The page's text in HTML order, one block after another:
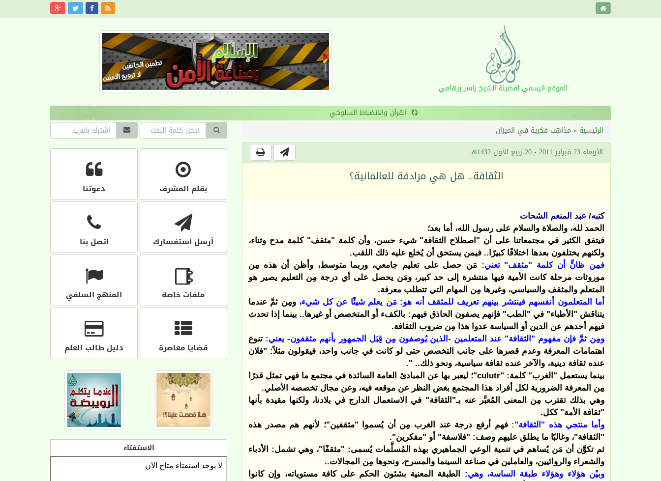
الموقع الرسمي لفضيلة الشيخ ياسر برهامي
القرآن والانضباط السلوكي
‹
›
الرئيسية » مذاهب فكرية في الميزان
الأربعاء 23 فبراير 2011 - 20 ربيع الأول 1432هـ
الثقافة.. هل هي مرادفة للعالمانية؟
كتبه/ عبد المنعم الشحات
الحمد لله، والصلاة والسلام على رسول الله، أما بعد؛
فيتفق الكثير في مجتمعاتنا على أن "اصطلاح الثقافة" شيء حسن، وأن كلمة "مثقف" كلمة مدح وثناء،
ولكنهم يختلفون بعدها اختلافًا كبيرًا.. فيمن يستحق أن يُخلع عليه ذلك اللقب.
فمِن ظانٍّ أن كلمة "مثقف" تعني: مَن حصل على تعليم جامعي، وربما متوسط، وأظن أن هذه مِن
موروثات مرحلة كانت الأمية فيها منتشرة إلى حد كبير، ومَن يحصل على أي درجة مِن التعليم يصير هو
المتعلم والمثقف والسياسي، وغيرها مِن المهام التي تتطلب معرفة.
أما المتعلمون أنفسهم فينتشر بينهم تعريف للمثقف أنه هو: مَن يعلم شيئًا عن كل شيء، ومِن ثمَّ عندما
يتناقش "الأطباء" في "الطب" فإنهم يصفون الحاذق فيهم: بالكفء أو المتخصص أو غيرها.. بينما إذا تحدث
فيهم أحدهم عن الدين أو السياسة عدوا هذا مِن ضروب الثقافة.
ومِن ثمَّ فإن مفهوم "الثقافة" عند المتعلمين -الذين يُوصفون مِن قِبَل الجمهور بأنهم مثقفون- يعني: تنوع
اهتمامات المعرفة وعدم قصرها على جانب التخصص حتى لو كانت في جانب واحد، فيقولون مثلاً: "فلان
عنده ثقافة دينية، والآخر عنده ثقافة سياسية، ونحو ذلك.. ".
بينما يستعمل "الغرب" كلمة: "culutr"؛ ليعبر بها عن المبادئ العامة السائدة في مجتمع ما فهي تمثل قدرًا
مِن المعرفة الضرورية لكل أفراد هذا المجتمع بغض النظر عن موقعه فيه، وعن مجال تخصصه الأصلي.
وهي بذلك تقترب مِن المعنى المُعبَّر عنه بـ"الثقافة" في الاستعمال الدارج في بلادنا، ولكنها مقيدة بأنها
"ثقافة الأمة" ككل.
وأما منتجي هذه "الثقافة": فهم أرفع درجة عند الغرب مِن أن يُسموا "مثقفين"؛ لأنهم هم مصدر هذه
"الثقافة"، وغالبًا ما يطلق عليهم وصف: "فلاسفة" أو "مفكرين".
ثم تكوَّن أن مَن يُساهم في تنمية الوعي الجماهيري بهذه المُسلَّمات يُسمى: "مثقفًا"، وهي تشمل: الأدباء
والشعراء والروائيين، والعاملين في صناعة السينما والمسرح، ونحوها مِن المجالات..
وبيْن هؤلاء وهؤلاء طبقة الساسة، وهي: الطبقة المعنية بشئون الحكم على كافة مستوياته، وإن كانوا
بقلم المشرف دعوتنا
أرسل استفسارك اتصل بنا
ملفات خاصة المنهج السلفي
قضايا معاصرة دليل طالب العلم
الاستفتاء